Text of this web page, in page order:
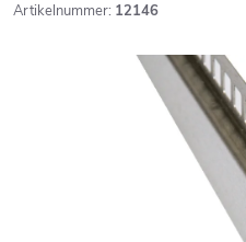
Artikelnummer: 12146